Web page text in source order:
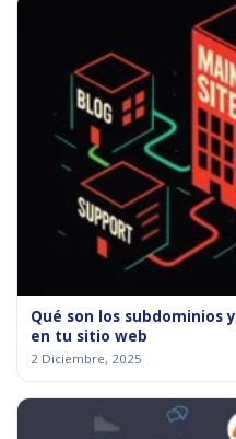
Qué son los subdominios
en tu sitio web
2 Diciembre, 2025